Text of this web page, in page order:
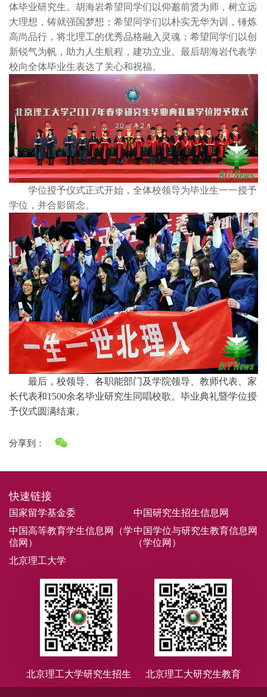
体毕业研究生。胡海岩希望同学们以仰邈前贤为师，树立远
大理想，铸就强国梦想；希望同学们以朴实无华为训，锤炼
高尚品行，将北理工的优秀品格融入灵魂；希望同学们以创
新锐气为帆，助力人生航程，建功立业。最后胡海岩代表学
校向全体毕业生表达了关心和祝福。
学位授予仪式正式开始，全体校领导为毕业生一一授予
学位，并合影留念。
最后，校领导、各职能部门及学院领导、教师代表、家
长代表和1500余名毕业研究生同唱校歌。毕业典礼暨学位授
予仪式圆满结束。
分享到：
快速链接
国家留学基金委
中国研究生招生信息网
中国高等教育学生信息网（学
信网）
中国学位与研究生教育信息网
（学位网）
北京理工大学
北京理工大学研究生招生 北京理工大研究生教育